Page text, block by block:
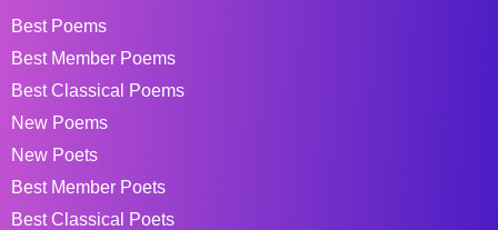
Best Poems
Best Member Poems
Best Classical Poems
New Poems
New Poets
Best Member Poets
Best Classical Poets